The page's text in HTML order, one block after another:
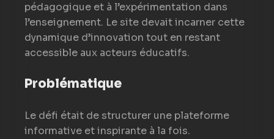
pédagogique et à l’expérimentation dans
l’enseignement. Le site devait incarner cette
dynamique d’innovation tout en restant
accessible aux acteurs éducatifs.
Problématique
Le défi était de structurer une plateforme
informative et inspirante à la fois.